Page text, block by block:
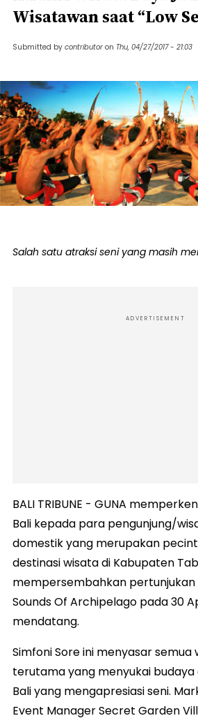
Wisatawan saat “Low
Submitted by contributor on Thu, 04/27/2017 - 21:03
Salah satu atraksi seni yang masih
ADVERTISEMENT
BALI TRIBUNE - GUNA
Bali kepada para pengunjung/
domestik yang merupakan
destinasi wisata di Kabupaten
mempersembahkan pertunjukan
Sounds Of Archipelago pada 30
mendatang.
Simfoni Sore ini menyasar semua
terutama yang menyukai
Bali yang mengapresiasi seni.
Event Manager Secret Garden